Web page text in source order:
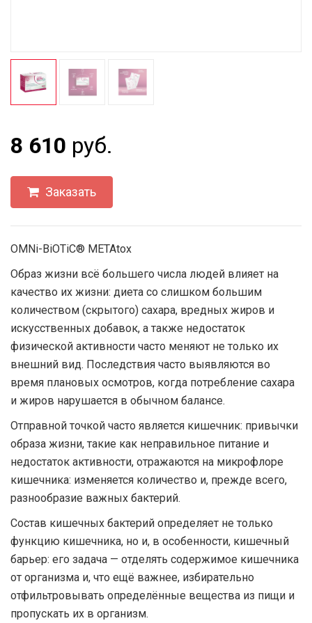
8 610 руб.
Заказать
OMNi-BiOTiC® METAtox
Образ жизни всё большего числа людей влияет на
качество их жизни: диета со слишком большим
количеством (скрытого) сахара, вредных жиров и
искусственных добавок, а также недостаток
физической активности часто меняют не только их
внешний вид. Последствия часто выявляются во
время плановых осмотров, когда потребление сахара
и жиров нарушается в обычном балансе.
Отправной точкой часто является кишечник: привычки
образа жизни, такие как неправильное питание и
недостаток активности, отражаются на микрофлоре
кишечника: изменяется количество и, прежде всего,
разнообразие важных бактерий.
Состав кишечных бактерий определяет не только
функцию кишечника, но и, в особенности, кишечный
барьер: его задача — отделять содержимое кишечника
от организма и, что ещё важнее, избирательно
отфильтровывать определённые вещества из пищи и
пропускать их в организм.